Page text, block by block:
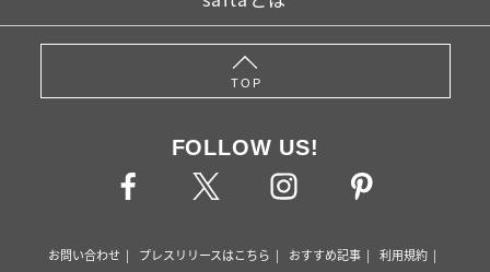
TOP
FOLLOW US!
お問い合わせ プレスリリースはこちら おすすめ記事
利用規約